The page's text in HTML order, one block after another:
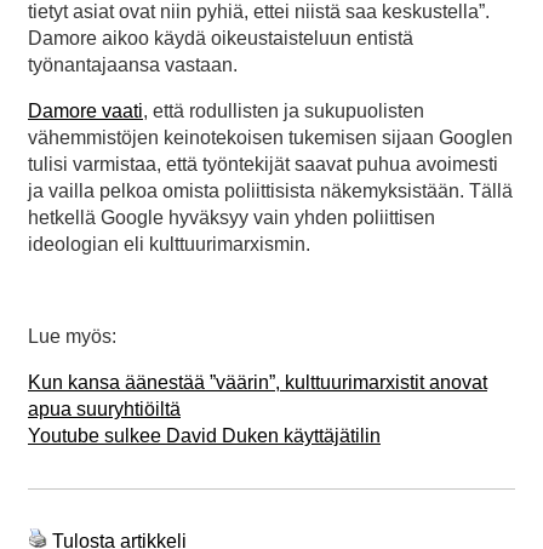
tietyt asiat ovat niin pyhiä, ettei niistä saa keskustella”.
Damore aikoo käydä oikeustaisteluun entistä
työnantajaansa vastaan.
Damore vaati, että rodullisten ja sukupuolisten
vähemmistöjen keinotekoisen tukemisen sijaan Googlen
tulisi varmistaa, että työntekijät saavat puhua avoimesti
ja vailla pelkoa omista poliittisista näkemyksistään. Tällä
hetkellä Google hyväksyy vain yhden poliittisen
ideologian eli kulttuurimarxismin.
Lue myös:
Kun kansa äänestää ”väärin”, kulttuurimarxistit anovat
apua suuryhtiöiltä
Youtube sulkee David Duken käyttäjätilin
Tulosta artikkeli